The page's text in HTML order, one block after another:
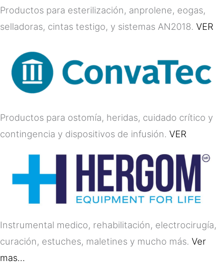
Productos para esterilización, anprolene, eogas,
selladoras, cintas testigo, y sistemas AN2018. VER
Productos para ostomía, heridas, cuidado crítico y
contingencia y dispositivos de infusión. VER
Instrumental medico, rehabilitación, electrocirugía,
curación, estuches, maletines y mucho más. Ver
mas…